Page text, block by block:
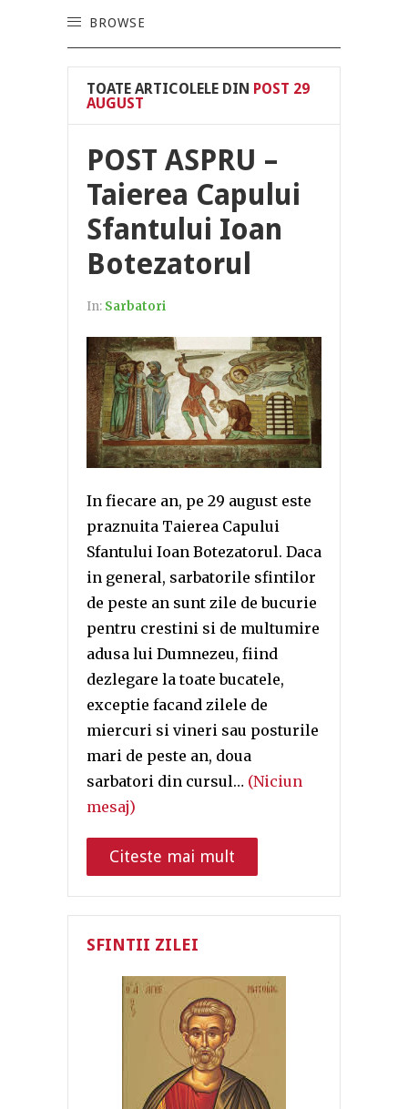
BROWSE
TOATE ARTICOLELE DIN POST 29
AUGUST
POST ASPRU –
Taierea Capului
Sfantului Ioan
Botezatorul
In: Sarbatori
In fiecare an, pe 29 august este
praznuita Taierea Capului
Sfantului Ioan Botezatorul. Daca
in general, sarbatorile sfintilor
de peste an sunt zile de bucurie
pentru crestini si de multumire
adusa lui Dumnezeu, fiind
dezlegare la toate bucatele,
exceptie facand zilele de
miercuri si vineri sau posturile
mari de peste an, doua
sarbatori din cursul… (Niciun
mesaj)
Citeste mai mult
SFINTII ZILEI